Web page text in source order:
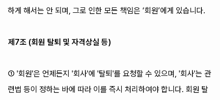
하게 해서는 안 되며, 그로 인한 모든 책임은 ‘회원’에게 있습니다.
제7조 (회원 탈퇴 및 자격상실 등)
① '회원'은 언제든지 '회사'에 '탈퇴'를 요청할 수 있으며, '회사'는 관
련법 등이 정하는 바에 따라 이를 즉시 처리하여야 합니다. 회원 탈